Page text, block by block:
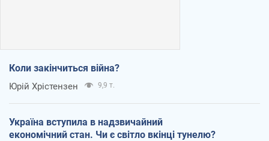
Коли закінчиться війна?
Юрій Хрістензен 9,9 т.
Україна вступила в надзвичайний
економічний стан. Чи є світло вкінці тунелю?